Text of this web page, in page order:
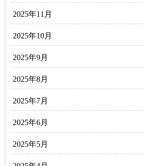
2025年11月
2025年10月
2025年9月
2025年8月
2025年7月
2025年6月
2025年5月